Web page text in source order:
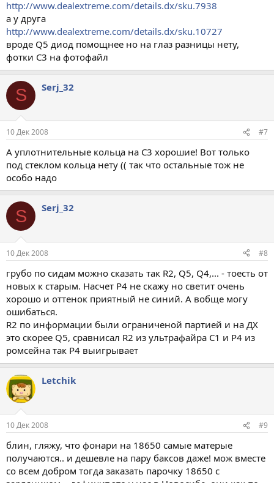
http://www.dealextreme.com/details.dx/sku.7938
а у друга
http://www.dealextreme.com/details.dx/sku.10727
вроде Q5 диод помощнее но на глаз разницы нету,
фотки С3 на фотофайл
S Serj_32
10 Дек 2008 #7
А уплотнительные кольца на С3 хорошие! Вот только
под стеклом кольца нету (( так что остальные тож не
особо надо
S Serj_32
10 Дек 2008 #8
грубо по сидам можно сказать так R2, Q5, Q4,... - тоесть от
новых к старым. Насчет Р4 не скажу но светит очень
хорошо и оттенок приятный не синий. А вобще могу
ошибаться.
R2 по информации были ограниченой партией и на ДХ
это скорее Q5, сравнисал R2 из ультрафайра С1 и Р4 из
ромсейна так Р4 выигрывает
Letchik
10 Дек 2008 #9
блин, гляжу, что фонари на 18650 самые матерые
получаются.. и дешевле на пару баксов даже! мож вместе
со всем добром тогда заказать парочку 18650 с